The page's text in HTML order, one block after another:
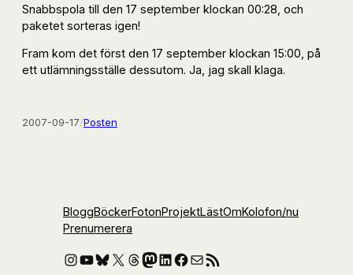
Snabbspola till den 17 september klockan 00:28, och
paketet sorteras igen!
Fram kom det först den 17 september klockan 15:00, på
ett utlämningsställe dessutom. Ja, jag skall klaga.
2007-09-17/Posten
BloggBöckerFotonProjektLästOmKolofon/nu
Prenumerera
Instagram
YouTube
Bluesky
X Threads
Mastodon
LinkedIn
Facebook
E-postRSS-flöde